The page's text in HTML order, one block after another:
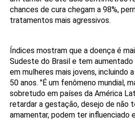
chances de cura chegam a 98%,
tratamentos mais agressivos.
Índices mostram que a doença é
Sudeste do Brasil e tem aumentado
em mulheres mais jovens, incluindo
50 anos. "É um fenômeno mundial,
sobretudo em países da América
retardar a gestação, desejo de não
amamentar, podem ter influenciado